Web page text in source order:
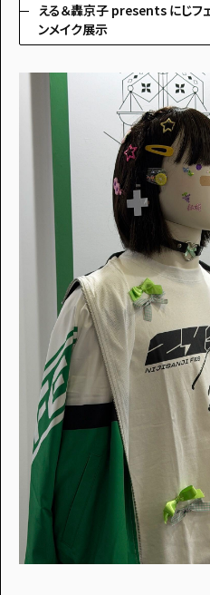
える＆轟京子 presents にじフ
ンメイク展示